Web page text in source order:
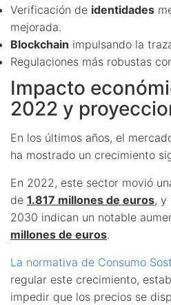
Verificación de identidades
mejorada.
Blockchain impulsando la
Regulaciones más robustas
Impacto
2022 y
En los últimos años, el
ha mostrado un crecimiento
En 2022, este sector movió
de 1.817 millones de euros, y
2030 indican un notable
millones de euros.
La normativa de Consumo
regular este crecimiento,
impedir que los precios se